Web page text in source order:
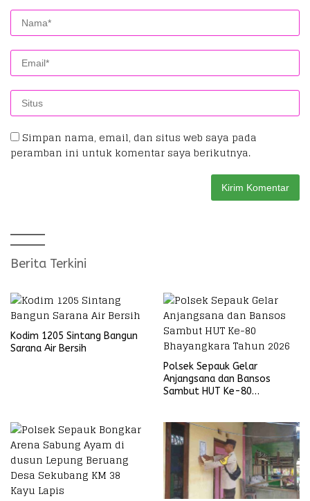
Simpan nama, email, dan situs web saya pada
peramban ini untuk komentar saya berikutnya.
Berita Terkini
Kodim 1205 Sintang Bangun
Sarana Air Bersih
Polsek Sepauk Gelar
Anjangsana dan Bansos
Sambut HUT Ke-80